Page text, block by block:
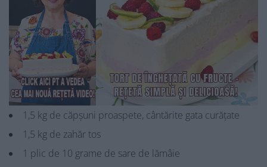
1,5 kg de căpșuni proaspete, cântărite gata curățate
1,5 kg de zahăr tos
1 plic de 10 grame de sare de lămâie